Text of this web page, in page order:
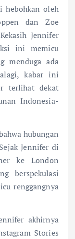
hebohkan oleh
dan Zoe
Jennifer
ini memicu
menduga ada
kabar ini
terlihat dekat
Indonesia-
hubungan
Jennifer di
ke London
berspekulasi
renggangnya
akhirnya
Stories